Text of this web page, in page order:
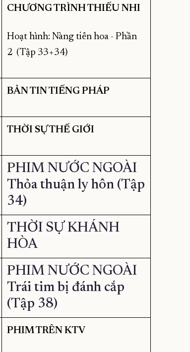
CHƯƠNG TRÌNH THIẾU NHI
Hoạt hình: Nàng tiên hoa - Phần
2 (Tập 33+34)
BẢN TIN TIẾNG PHÁP
THỜI SỰ THẾ GIỚI
PHIM NƯỚC NGOÀI
Thỏa thuận ly hôn (Tập
34)
THỜI SỰ KHÁNH
HÒA
PHIM NƯỚC NGOÀI
Trái tim bị đánh cắp
(Tập 38)
PHIM TRÊN KTV